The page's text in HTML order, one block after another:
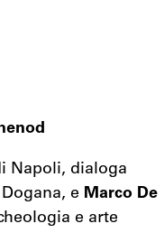
Napoli, dialoga
e Marco De
e arte